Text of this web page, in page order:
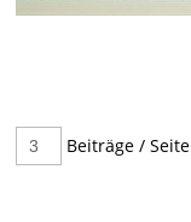
Beiträge / Seite